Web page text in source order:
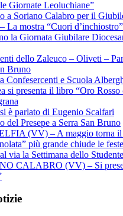
Giornate Leoluchiane”
a Soriano Calabro per il
La mostra “Cuori d’inchiostro”
la Giornata Giubilare
dello Zaleuco – Oliveti –
Bruno
Confesercenti e Scuola
si presenta il libro “Oro
è parlato di Eugenio Scalfari
del Presepe a Serra San Bruno
(VV) – A maggio torna il
più grande chiude le
via la Settimana dello
CALABRO (VV) – Si